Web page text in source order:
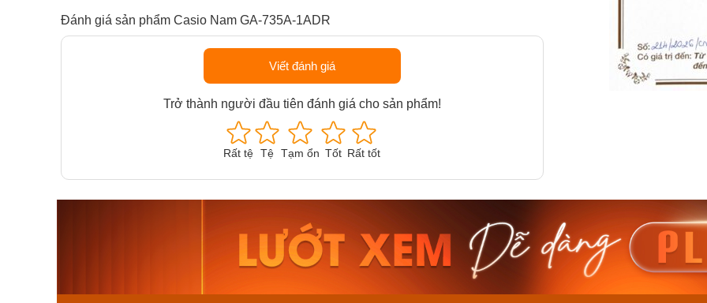
Đánh giá sản phẩm Casio Nam GA-735A-1ADR
Viết đánh giá
Trở thành người đầu tiên đánh giá cho sản phẩm!
Rất tệ Tệ Tạm ổn Tốt Rất tốt
Casio Nam MTS-
115D-1AVDF
2.823.000₫
2.399.550₫
Mua ngay
Casio Nam MTS-
RS100L-1AVDF
4.276.000₫
3.634.600₫
Casio
230EL-
Mua